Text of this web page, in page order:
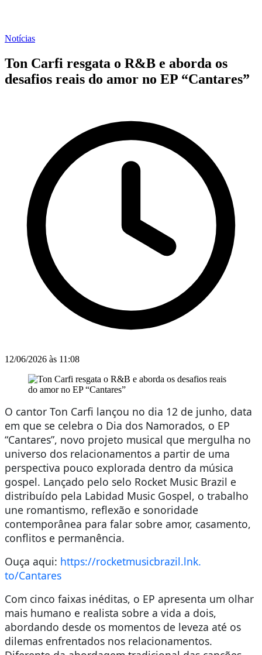
Notícias
Ton Carfi resgata o R&B e aborda os
desafios reais do amor no EP “Cantares”
12/06/2026 às 11:08
O cantor Ton Carfi lançou no dia 12 de junho, data
em que se celebra o Dia dos Namorados, o EP
“Cantares”, novo projeto musical que mergulha no
universo dos relacionamentos a partir de uma
perspectiva pouco explorada dentro da música
gospel. Lançado pelo selo Rocket Music Brazil e
distribuído pela Labidad Music Gospel, o trabalho
une romantismo, reflexão e sonoridade
contemporânea para falar sobre amor, casamento,
conflitos e permanência.
Ouça aqui: https://rocketmusicbrazil.lnk.
to/Cantares
Com cinco faixas inéditas, o EP apresenta um olhar
mais humano e realista sobre a vida a dois,
abordando desde os momentos de leveza até os
dilemas enfrentados nos relacionamentos.